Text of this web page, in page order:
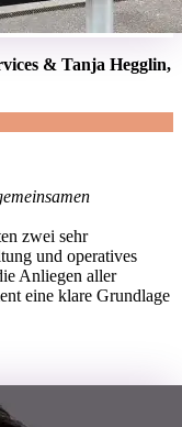
& Tanja Hegglin,
zwei sehr
und operatives
Anliegen aller
eine klare Grundlage